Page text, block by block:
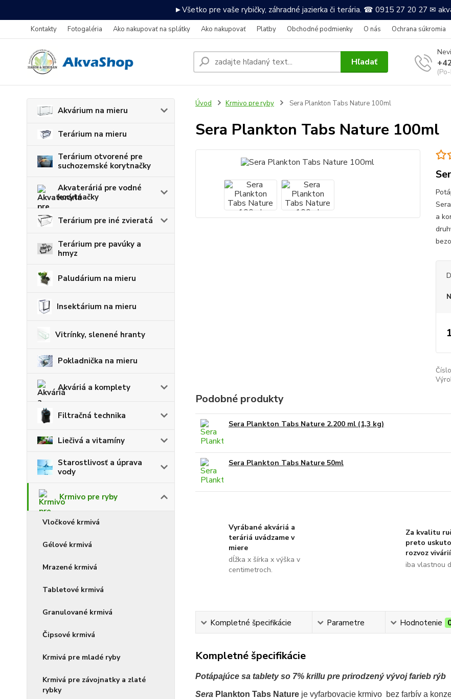
►Všetko pre vaše rybičky, záhradné jazierka či terária. ☎ 0915 27 20 27 ✉
Kontakty Fotogaléria Ako nakupovať na splátky Ako nakupovať Platby Obchodné podmienky O nás Ochrana súkromia
Hľadať
Akvárium na mieru
Terárium na mieru
Terárium otvorené pre
suchozemské korytnačky
Akvateráriá pre vodné
korytnačky
Terárium pre iné zvieratá
Terárium pre pavúky a
hmyz
Paludárium na mieru
Insektárium na mieru
Vitrínky, slenené hranty
Pokladnička na mieru
Akváriá a komplety
Filtračná technika
Liečivá a vitamíny
Starostlivosť a úprava
vody
Krmivo pre ryby
Vločkové krmivá
Gélové krmivá
Mrazené krmivá
Tabletové krmivá
Granulované krmivá
Čipsové krmivá
Krmivá pre mladé ryby
Krmivá pre závojnatky a zlaté
rybky
Úvod Krmivo pre ryby Sera Plankton Tabs Nature 100ml
Sera Plankton Tabs Nature 100ml
a
Podobné produkty
Sera Plankton Tabs Nature 2.200 ml (1,3 kg)
Sera Plankton Tabs Nature 50ml
Vyrábané akváriá a
teráriá uvádzame v
miere
dĺžka x šírka x výška v
centimetroch.
Za kvalitu
preto
rozvoz vivárií
iba vlastnou
Kompletné špecifikácie Parametre Hodnotenie
Kompletné špecifikácie
Potápajúce sa tablety so 7% krillu pre prirodzený vývoj farieb rýb
SeraPlankton Tabs Nature je vyfarbovacie krmivo bez farbív a